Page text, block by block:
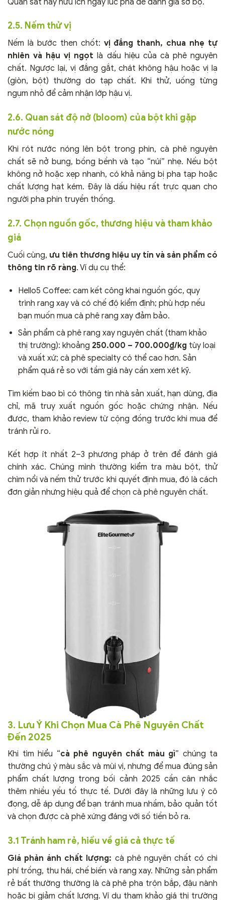
2.5. Nếm thử vị
Nếm là bước then chốt: vị đắng thanh, chua nhẹ tự
nhiên và hậu vị ngọt là dấu hiệu của cà phê nguyên
chất. Ngược lại, vị đắng gắt, chát không hậu hoặc vị lạ
(giòn, bột) thường do tạp chất. Khi thử, uống từng
ngụm nhỏ để cảm nhận lớp hậu vị.
2.6. Quan sát độ nở (bloom) của bột khi gặp
nước nóng
Khi rót nước nóng lên bột trong phin, cà phê nguyên
chất sẽ nở bung, bồng bềnh và tạo “núi” nhẹ. Nếu bột
không nở hoặc xẹp nhanh, có khả năng bị pha tạp hoặc
chất lượng hạt kém. Đây là dấu hiệu rất trực quan cho
người pha phin truyền thống.
2.7. Chọn nguồn gốc, thương hiệu và tham khảo
giá
Cuối cùng, ưu tiên thương hiệu uy tín và sản phẩm có
thông tin rõ ràng. Ví dụ cụ thể:
Hello5 Coffee: cam kết công khai nguồn gốc, quy
trình rang xay và có chế độ kiểm định; phù hợp nếu
bạn muốn mua cà phê rang xay đảm bảo.
Sản phẩm cà phê rang xay nguyên chất (tham khảo
thị trường): khoảng 250.000 – 700.000₫/kg tùy loại
và xuất xứ; cà phê specialty có thể cao hơn. Sản
phẩm quá rẻ so với tầm giá này cần xem xét kỹ.
Tìm kiếm bao bì có thông tin nhà sản xuất, hạn dùng, địa
chỉ, mã truy xuất nguồn gốc hoặc chứng nhận. Nếu
được, tham khảo review từ cộng đồng trước khi mua để
tránh rủi ro.
Kết hợp ít nhất 2–3 phương pháp ở trên để đánh giá
chính xác. Chúng mình thường kiểm tra màu bột, thử
chìm nổi và nếm thử trước khi quyết định mua, đó là cách
đơn giản nhưng hiệu quả để chọn cà phê nguyên chất.
3. Lưu Ý Khi Chọn Mua Cà Phê Nguyên Chất
Đến 2025
Khi tìm hiểu “cà phê nguyên chất màu gì” chúng ta
thường chú ý màu sắc và mùi vị, nhưng để mua đúng sản
phẩm chất lượng trong bối cảnh 2025 cần cân nhắc
thêm nhiều yếu tố thực tế. Dưới đây là những lưu ý cô
đọng, dễ áp dụng để bạn tránh mua nhầm, bảo quản tốt
và chọn được cà phê xứng đáng với số tiền bỏ ra.
3.1 Tránh ham rẻ, hiểu về giá cả thực tế
Giá phản ánh chất lượng: cà phê nguyên chất có chi
phí trồng, thu hái, chế biến và rang xay. Những sản phẩm
rẻ bất thường thường là cà phê pha trộn bắp, đậu nành
hoặc bị giảm chất lượng. Ví dụ tham khảo giá thị trường